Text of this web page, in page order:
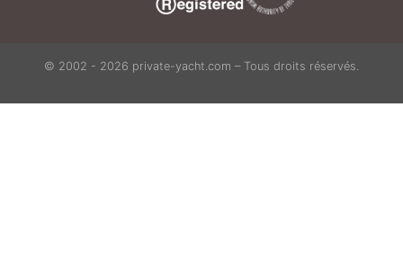
© 2002 - 2026 private-yacht.com – Tous droits réservés.